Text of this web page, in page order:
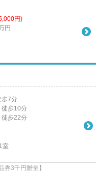
円)
円
歩7分
徒歩10分
徒歩22分
1室
券3千円贈呈】